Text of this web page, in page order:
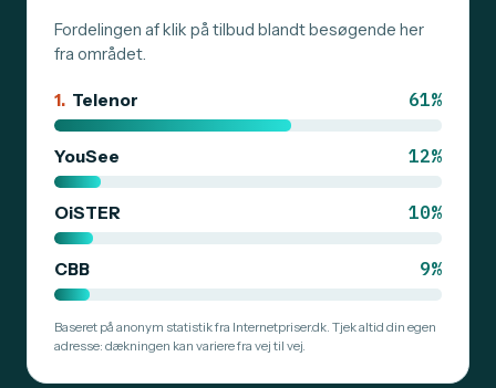
Fordelingen af klik på tilbud blandt besøgende her
fra området.
1. Telenor 61%
YouSee 12%
OiSTER 10%
CBB 9%
Baseret på anonym statistik fra Internetpriser.dk. Tjek altid din egen
adresse: dækningen kan variere fra vej til vej.